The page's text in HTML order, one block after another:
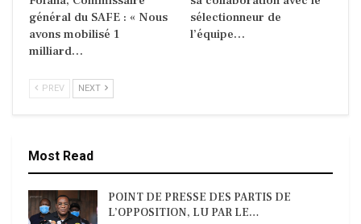
général du SAFE : « Nous
avons mobilisé 1
milliard…
sélectionneur de
l’équipe…
PREV NEXT
Most Read
POINT DE PRESSE DES PARTIS DE
L’OPPOSITION, LU PAR LE…